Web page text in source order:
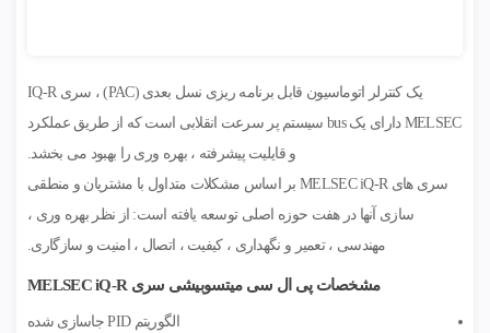
یک کنترلر اتوماسیون قابل برنامه ریزی نسل بعدی (PAC) ، سری IQ-R
MELSEC دارای یک bus سیستم پر سرعت انقلابی است که از طریق عملکرد
و قایلیت پیشرفته ، بهره وری را بهبود می بخشد.
سری های MELSEC iQ-R بر اساس مشکلات متداول با مشتریان و منطقی
سازی آنها در هفت حوزه اصلی توسعه یافته است: از نظر بهره وری ،
مهندسی ، تعمیر و نگهداری ، کیفیت ، اتصال ، امنیت و سازگاری.
مشخصات پی ال سی میتسوبیشی سری MELSEC iQ-R
الگوریتم PID جاسازی شده